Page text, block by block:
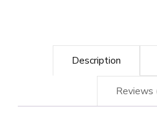
Description
Reviews